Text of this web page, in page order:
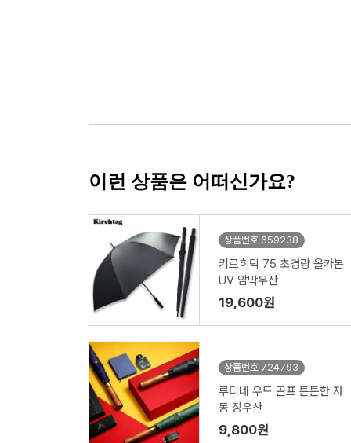
이런 상품은 어떠신가요?
상품번호 659238
키르히탁 75 초경량 올카본
UV 암막우산
19,600원
상품번호 724793
루티네 우드 골프 튼튼한 자
동 장우산
9,800원